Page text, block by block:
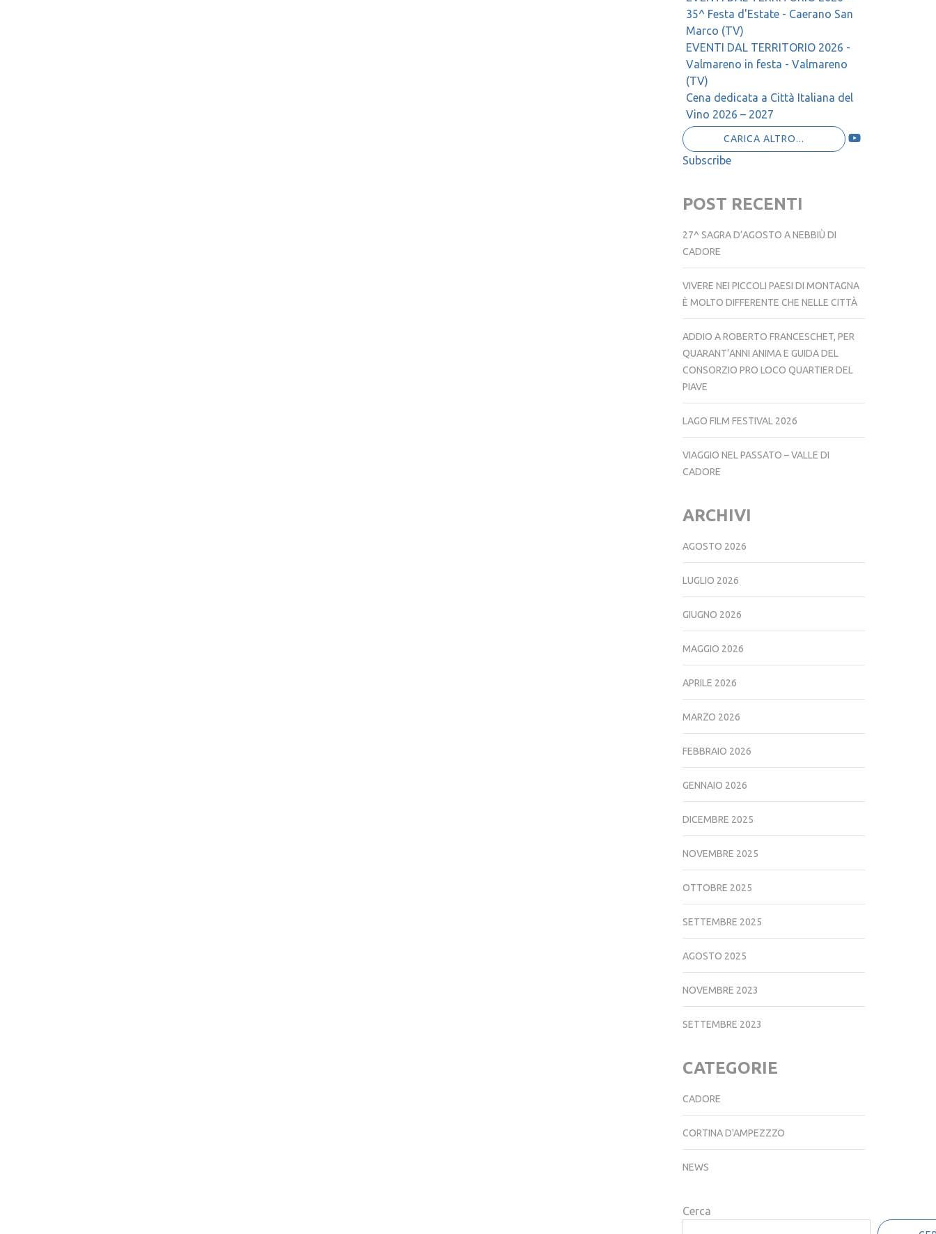
35^ Festa d'Estate - Caerano San
Marco (TV)
EVENTI DAL TERRITORIO 2026 -
Valmareno in festa - Valmareno
(TV)
Cena dedicata a Città Italiana del
Vino 2026 – 2027
CARICA ALTRO...
Subscribe
POST RECENTI
27^ SAGRA D’AGOSTO A NEBBIÙ DI
CADORE
VIVERE NEI PICCOLI PAESI DI MONTAGNA
È MOLTO DIFFERENTE CHE NELLE CITTÀ
ADDIO A ROBERTO FRANCESCHET, PER
QUARANT’ANNI ANIMA E GUIDA DEL
CONSORZIO PRO LOCO QUARTIER DEL
PIAVE
LAGO FILM FESTIVAL 2026
VIAGGIO NEL PASSATO – VALLE DI
CADORE
ARCHIVI
AGOSTO 2026
LUGLIO 2026
GIUGNO 2026
MAGGIO 2026
APRILE 2026
MARZO 2026
FEBBRAIO 2026
GENNAIO 2026
DICEMBRE 2025
NOVEMBRE 2025
OTTOBRE 2025
SETTEMBRE 2025
AGOSTO 2025
NOVEMBRE 2023
SETTEMBRE 2023
CATEGORIE
CADORE
CORTINA D'AMPEZZZO
NEWS
Cerca